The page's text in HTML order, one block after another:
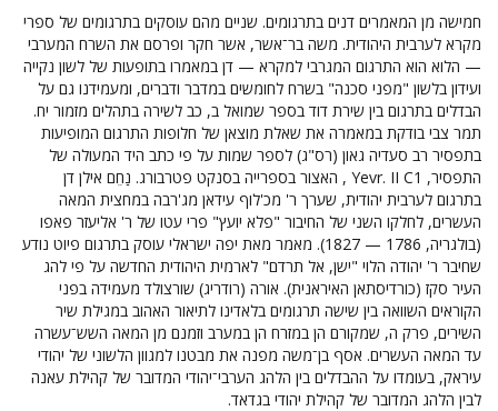
חמישה מן המאמרים דנים בתרגומים. שניים מהם עוסקים בתרגומים של ספרי
מקרא לערבית היהודית. משה בר־אשר, אשר חקר ופרסם את השרח המערבי
— הלוא הוא התרגום המגרבי למקרא — דן במאמרו בתופעות של לשון נקייה
ועידון בלשון "מפני סכנה" בשרח לחומשים במדבר ודברים, ומעמידנו גם על
הבדלים בתרגום בין שירת דוד בספר שמואל ב, כב לשירה בתהלים מזמור יח.
תמר צבי בודקת במאמרה את שאלת מוצאן של חלופות התרגום המופיעות
בתפסיר רב סעדיה גאון (רס"ג) לספר שמות על פי כתב היד המעולה של
התפסיר, Yevr. II C1 , האצור בספרייה בסנקט פטרבורג. נַחֵם אילן דן
בתרגום לערבית יהודית, שערך ר' מכ'לוף עידאן מג'רבה במחצית המאה
העשרים, לחלקו השני של החיבור "פלא יועץ" פרי עטו של ר' אליעזר פאפו
(בולגריה, 1786 — 1827). מאמר מאת יפה ישראלי עוסק בתרגום פיוט נודע
שחיבר ר' יהודה הלוי "ישן, אל תרדם" לארמית היהודית החדשה על פי להג
העיר סקז (כורדיסתאן האיראנית). אורה (רודריג) שורצולד מעמידה בפני
הקוראים השוואה בין שישה תרגומים בלאדינו לתיאור האהוב במגילת שיר
השירים, פרק ה, שמקורם הן במזרח הן במערב וזמנם מן המאה השש־עשרה
עד המאה העשרים. אסף בן־משה מפנה את מבטנו למגוון הלשוני של יהודי
עיראק, בעומדו על ההבדלים בין הלהג הערבי־יהודי המדובר של קהילת עאנה
לבין הלהג המדובר של קהילת יהודי בגדאד.